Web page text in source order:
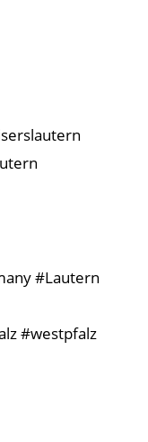
#Lautern
#westpfalz